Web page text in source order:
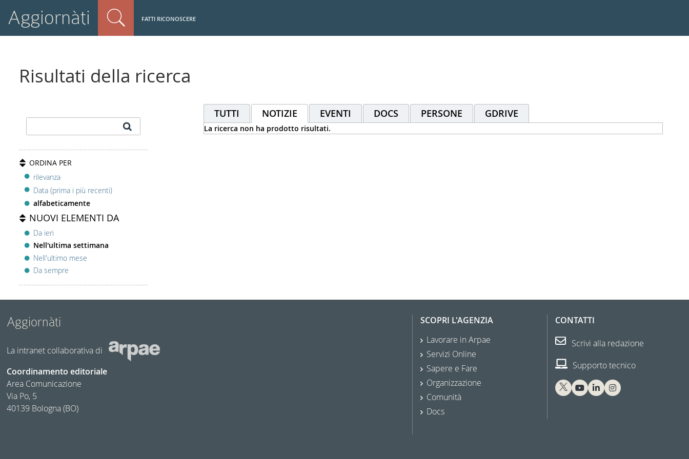
Aggiornàti FATTI RICONOSCERE
Risultati della ricerca
ORDINA PER
rilevanza
Data (prima i più recenti)
alfabeticamente
NUOVI ELEMENTI DA
Da ieri
Nell'ultima settimana
Nell'ultimo mese
Da sempre
TUTTI NOTIZIE EVENTI DOCS PERSONE GDRIVE
La ricerca non ha prodotto risultati.
Aggiornàti
La intranet collaborativa di
Coordinamento editoriale
Area Comunicazione
Via Po, 5
40139 Bologna (BO)
SCOPRI L'AGENZIA
Lavorare in Arpae
Servizi Online
Sapere e Fare
Organizzazione
Comunità
Docs
CONTATTI
Scrivi alla redazione
Supporto tecnico